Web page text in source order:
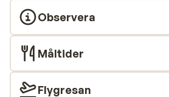
Observera
Måltider
Flygresan